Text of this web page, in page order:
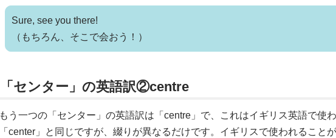
Sure, see you there!
（もちろん、そこで会おう！）
「センター」の英語訳②centre
もう一つの「センター」の英語訳は「centre」で、これはイギリス英語で使
「center」と同じですが、綴りが異なるだけです。イギリスで使われることが